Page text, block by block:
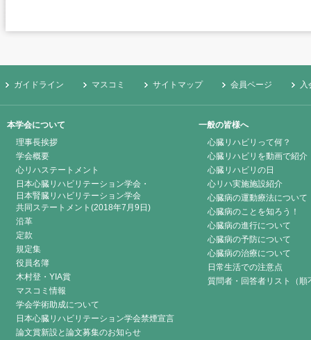
ガイドライン マスコミ サイトマップ 会員ページ 入
本学会について
理事長挨拶
学会概要
心リハステートメント
日本心臓リハビリテーション学会・
日本腎臓リハビリテーション学会
共同ステートメント(2018年7月9日)
沿革
定款
規定集
役員名簿
木村登・YIA賞
マスコミ情報
学会学術助成について
日本心臓リハビリテーション学会禁煙宣言
論文賞新設と論文募集のお知らせ
一般の皆様へ
心臓リハビリって何？
心臓リハビリを動画で紹介
心臓リハビリの日
心リハ実施施設紹介
心臓病の運動療法について
心臓病のことを知ろう！
心臓病の進行について
心臓病の予防について
心臓病の治療について
日常生活での注意点
質問者・回答者リスト（順